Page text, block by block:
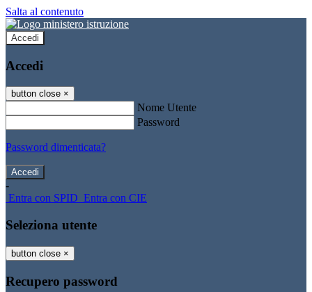
Salta al contenuto
Accedi
Accedi
button close ×
Nome Utente
Password
Password dimenticata?
-
Entra con SPID Entra con CIE
Seleziona utente
button close ×
Recupero password